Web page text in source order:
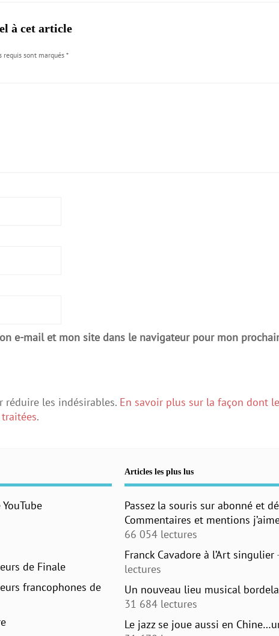
à cet article
requis sont marqués*
e-mail et mon site dans le navigateur pour mon
réduire les indésirables. En savoir plus sur la façon dont
.
de Finale
francophones de
Articles les plus lus
Passez la souris sur abonné et
Commentaires et mentions
66 054 lectures
Franck Cavadore à l’Art singulier
lectures
Un nouveau lieu musical
31 684 lectures
Le jazz se joue aussi en